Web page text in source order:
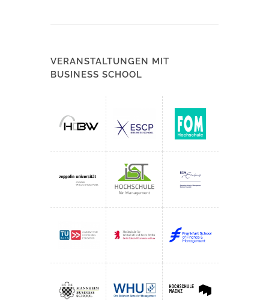
VERANSTALTUNGEN MIT
BUSINESS SCHOOL